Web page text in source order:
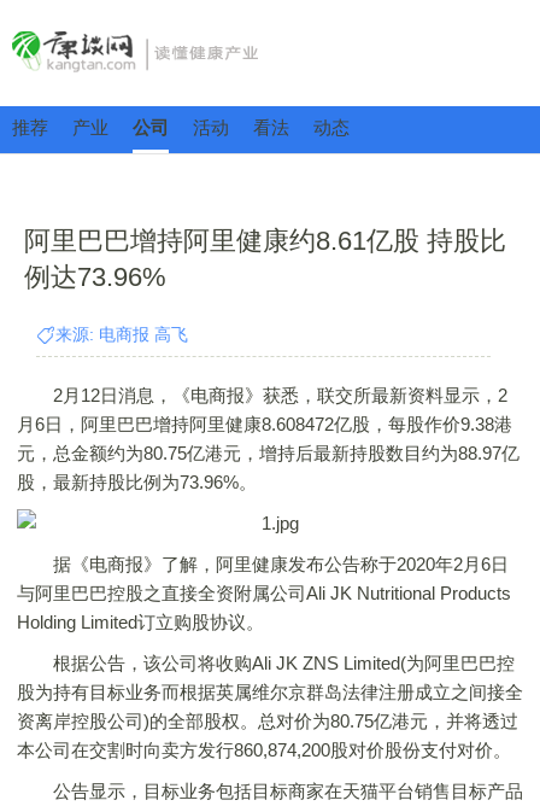
推荐 产业 公司 活动 看法 动态
阿里巴巴增持阿里健康约8.61亿股 持股比
例达73.96%
来源: 电商报 高飞
2月12日消息，《电商报》获悉，联交所最新资料显示，2
月6日，阿里巴巴增持阿里健康8.608472亿股，每股作价9.38港
元，总金额约为80.75亿港元，增持后最新持股数目约为88.97亿
股，最新持股比例为73.96%。
据《电商报》了解，阿里健康发布公告称于2020年2月6日
与阿里巴巴控股之直接全资附属公司Ali JK Nutritional Products
Holding Limited订立购股协议。
根据公告，该公司将收购Ali JK ZNS Limited(为阿里巴巴控
股为持有目标业务而根据英属维尔京群岛法律注册成立之间接全
资离岸控股公司)的全部股权。总对价为80.75亿港元，并将透过
本公司在交割时向卖方发行860,874,200股对价股份支付对价。
公告显示，目标业务包括目标商家在天猫平台销售目标产品